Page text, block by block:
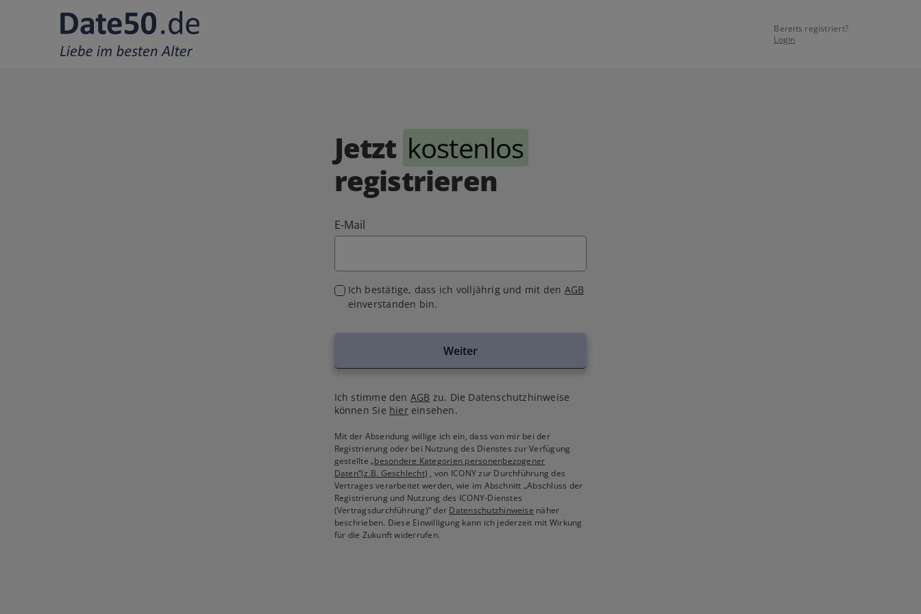
Bereits registriert?
Login
Jetzt kostenlos
registrieren
E-Mail
Ich bestätige, dass ich volljährig und mit den AGB
einverstanden bin.
Weiter
Ich stimme den AGB zu. Die Datenschutzhinweise
können Sie hiereinsehen.
Mit der Absendung willige ich ein, dass von mir bei der
Registrierung oder bei Nutzung des Dienstes zur Verfügung
gestellte„besondere Kategorien personenbezogener
Daten“(z.B. Geschlecht) , von ICONY zur Durchführung des
Vertrages verarbeitet werden, wie im Abschnitt „Abschluss der
Registrierung und Nutzung des ICONY-Dienstes
(Vertragsdurchführung)“ der Datenschutzhinweise näher
beschrieben. Diese Einwilligung kann ich jederzeit mit Wirkung
für die Zukunft widerrufen.